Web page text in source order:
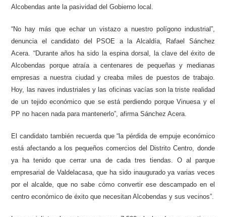
Alcobendas ante la pasividad del Gobierno local.
“No hay más que echar un vistazo a nuestro polígono industrial”,
denuncia el candidato del PSOE a la Alcaldía, Rafael Sánchez
Acera. “Durante años ha sido la espina dorsal, la clave del éxito de
Alcobendas porque atraía a centenares de pequeñas y medianas
empresas a nuestra ciudad y creaba miles de puestos de trabajo.
Hoy, las naves industriales y las oficinas vacías son la triste realidad
de un tejido económico que se está perdiendo porque Vinuesa y el
PP no hacen nada para mantenerlo”, afirma Sánchez Acera.
El candidato también recuerda que “la pérdida de empuje económico
está afectando a los pequeños comercios del Distrito Centro, donde
ya ha tenido que cerrar una de cada tres tiendas. O al parque
empresarial de Valdelacasa, que ha sido inaugurado ya varias veces
por el alcalde, que no sabe cómo convertir ese descampado en el
centro económico de éxito que necesitan Alcobendas y sus vecinos”.